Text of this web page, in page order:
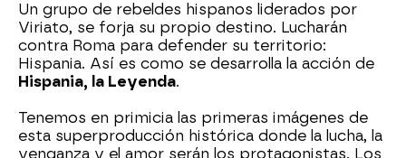
Un grupo de rebeldes hispanos liderados por
Viriato, se forja su propio destino. Lucharán
contra Roma para defender su territorio:
Hispania. Así es como se desarrolla la acción de
Hispania, la Leyenda.
Tenemos en primicia las primeras imágenes de
esta superproducción histórica donde la lucha, la
venganza y el amor serán los protagonistas. Los